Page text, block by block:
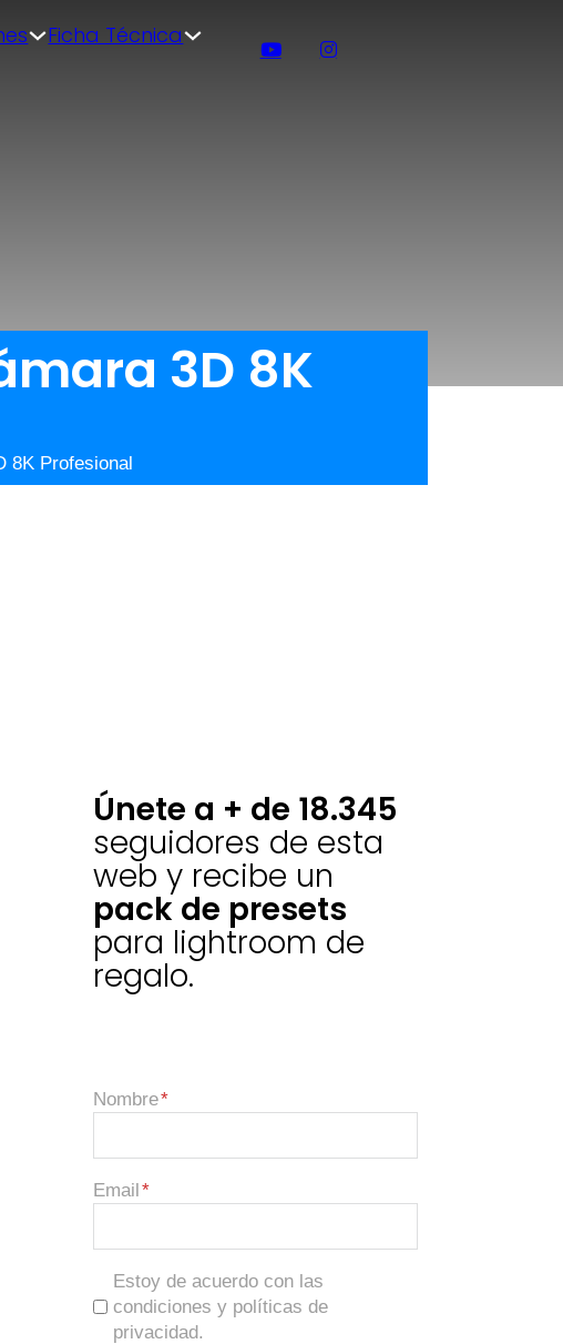
Ficha Técnica
3D 8K
8K Profesional
Únete a + de 18.345
seguidores de esta
web y recibe un
pack de presets
para lightroom de
regalo.
Nombre
Email
Estoy de acuerdo con las
condiciones y políticas de
privacidad.